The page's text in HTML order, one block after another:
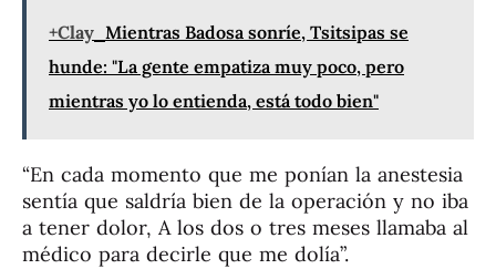
+Clay Mientras Badosa sonríe, Tsitsipas se
hunde: "La gente empatiza muy poco, pero
mientras yo lo entienda, está todo bien"
“En cada momento que me ponían la anestesia
sentía que saldría bien de la operación y no iba
a tener dolor, A los dos o tres meses llamaba al
médico para decirle que me dolía”.